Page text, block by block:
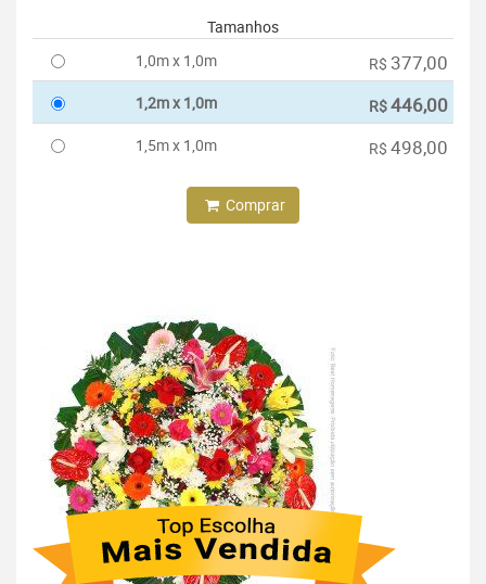
Tamanhos
1,0m x 1,0m
R$ 377,00
1,2m x 1,0m R$446,00
1,5m x 1,0m R$ 498,00
Comprar